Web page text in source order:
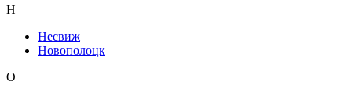
Н
Несвиж
Новополоцк
О